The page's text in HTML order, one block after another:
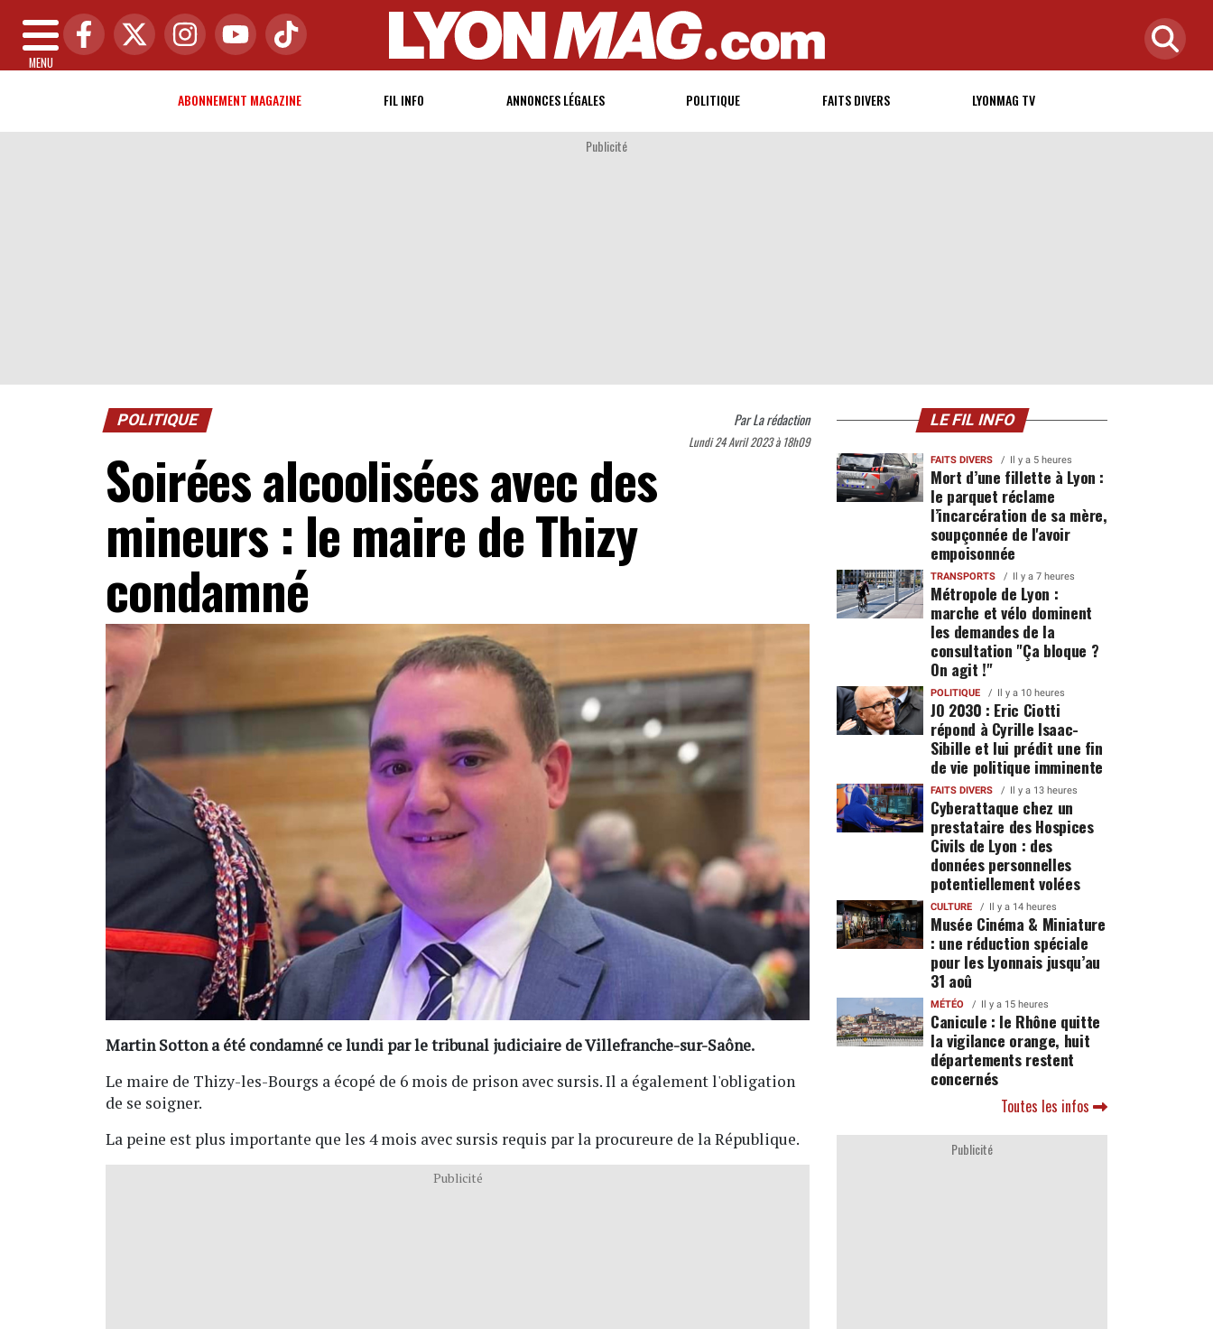
MENU
ABONNEMENT MAGAZINE FIL INFO ANNONCES LÉGALES POLITIQUE FAITS DIVERS LYONMAG TV
Publicité
POLITIQUE ParLa rédaction
Lundi 24 Avril 2023 à 18h09
Soirées alcoolisées avec des
mineurs : le maire de Thizy
condamné
Martin Sotton a été condamné ce lundi par le tribunal judiciaire de Villefranche-sur-Saône.
Le maire de Thizy-les-Bourgs a écopé de 6 mois de prison avec sursis. Il a également l'obligation
de se soigner.
La peine est plus importante que les 4 mois avec sursis requis par la procureure de la République.
Publicité
LE FIL INFO
FAITS DIVERS Il y a 5 heures
Mort d’une fillette à Lyon :
le parquet réclame
l’incarcération de sa mère,
soupçonnée de l'avoir
empoisonnée
TRANSPORTS Il y a 7 heures
Métropole de Lyon :
marche et vélo dominent
les demandes de la
consultation "Ça bloque ?
On agit !"
POLITIQUE Il y a 10 heures
JO 2030 : Eric Ciotti
répond à Cyrille Isaac-
Sibille et lui prédit une fin
de vie politique imminente
FAITS DIVERS Il y a 13 heures
Cyberattaque chez un
prestataire des Hospices
Civils de Lyon : des
données personnelles
potentiellement volées
CULTURE Il y a 14 heures
Musée Cinéma & Miniature
: une réduction spéciale
pour les Lyonnais jusqu’au
31 aoû
MÉTÉO Il y a 15 heures
Canicule : le Rhône quitte
la vigilance orange, huit
départements restent
concernés
Toutes les infos
Publicité